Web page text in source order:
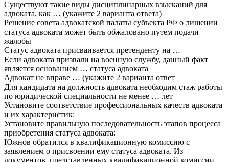
Существуют такие виды дисциплинарных взысканий для
адвоката, как … (укажите 2 варианта ответа)
Решение совета адвокатской палаты субъекта РФ о лишении
статуса адвоката может быть обжаловано путем подачи
жалобы
Статус адвоката присваивается претенденту на …
Если адвоката призвали на военную службу, данный факт
является основанием … статуса адвоката
Адвокат не вправе … (укажите 2 варианта ответ
Для кандидата на должность адвоката необходим стаж работы
по юридической специальности не менее … лет
Установите соответствие профессиональных качеств адвоката
и их характеристик:
Установите правильную последовательность этапов процесса
приобретения статуса адвоката:
Южнов обратился в квалификационную комиссию с
заявлением о присвоении ему статуса адвоката. Из
документов, представленных квалификационной комиссии,